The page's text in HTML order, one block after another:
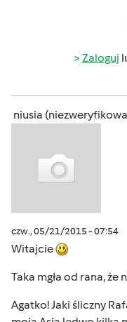
Zaloguj
niusia
czw., 05/21/2015 - 07:54
Witajcie
Taka mgła od rana, że
Agatko! Jaki śliczny